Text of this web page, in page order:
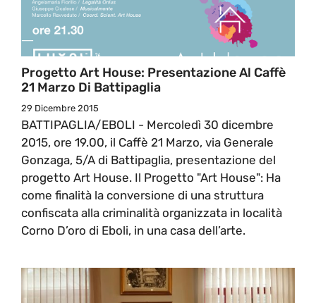
Progetto Art House: Presentazione Al Caffè
21 Marzo Di Battipaglia
29 Dicembre 2015
BATTIPAGLIA/EBOLI - Mercoledì 30 dicembre
2015, ore 19.00, il Caffè 21 Marzo, via Generale
Gonzaga, 5/A di Battipaglia, presentazione del
progetto Art House. Il Progetto "Art House": Ha
come finalità la conversione di una struttura
confiscata alla criminalità organizzata in località
Corno D’oro di Eboli, in una casa dell’arte.